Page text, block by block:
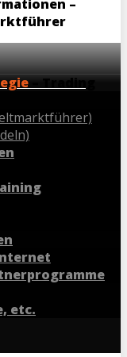
–
– Trading
etc.